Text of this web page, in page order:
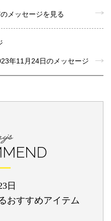
メッセージを見る
年11月24日のメッセージ
日
おすすめアイテム